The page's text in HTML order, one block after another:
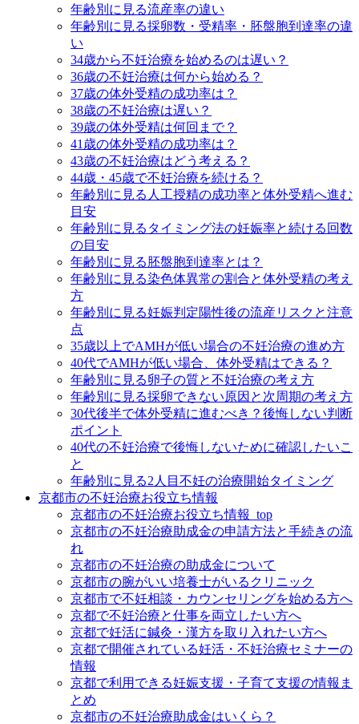
年齢別に見る流産率の違い
年齢別に見る採卵数・受精率・胚盤胞到達率の違
い
34歳から不妊治療を始めるのは遅い？
36歳の不妊治療は何から始める？
37歳の体外受精の成功率は？
38歳の不妊治療は遅い？
39歳の体外受精は何回まで？
41歳の体外受精の成功率は？
43歳の不妊治療はどう考える？
44歳・45歳で不妊治療を続ける？
年齢別に見る人工授精の成功率と体外受精へ進む
目安
年齢別に見るタイミング法の妊娠率と続ける回数
の目安
年齢別に見る胚盤胞到達率とは？
年齢別に見る染色体異常の割合と体外受精の考え
方
年齢別に見る妊娠判定陽性後の流産リスクと注意
点
35歳以上でAMHが低い場合の不妊治療の進め方
40代でAMHが低い場合、体外受精はできる？
年齢別に見る卵子の質と不妊治療の考え方
年齢別に見る採卵できない原因と次周期の考え方
30代後半で体外受精に進むべき？後悔しない判断
ポイント
40代の不妊治療で後悔しないために確認したいこ
と
年齢別に見る2人目不妊の治療開始タイミング
京都市の不妊治療お役立ち情報
京都市の不妊治療お役立ち情報_top
京都市の不妊治療助成金の申請方法と手続きの流
れ
京都市の不妊治療の助成金について
京都市の腕がいい培養士がいるクリニック
京都市で不妊相談・カウンセリングを始める方へ
京都で不妊治療と仕事を両立したい方へ
京都で妊活に鍼灸・漢方を取り入れたい方へ
京都で開催されている妊活・不妊治療セミナーの
情報
京都で利用できる妊娠支援・子育て支援の情報ま
とめ
京都市の不妊治療助成金はいくら？